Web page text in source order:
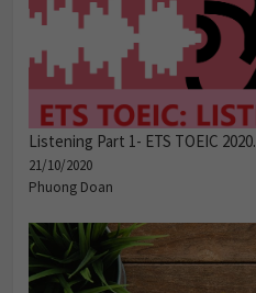
Listening Part 1- ETS TOEIC 2020.
21/10/2020
Phuong Doan